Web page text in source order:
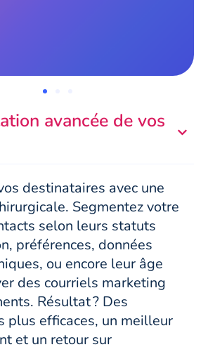
avancée de vos
destinataires avec une
Segmentez votre
selon leurs statuts
préférences, données
ou encore leur âge
des courriels marketing
Résultat ? Des
plus efficaces, un meilleur
et un retour sur